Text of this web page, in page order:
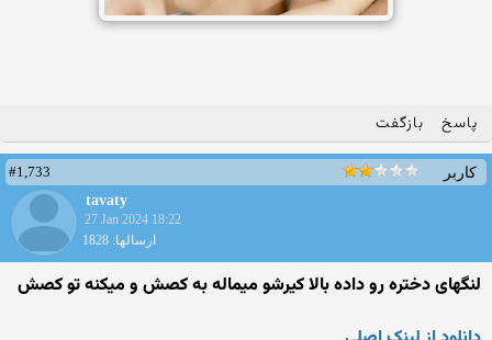
پاسخ بازگفت
کاربر
#1,733
tavaty
27 Jan 2024 18:22
ارسالها: 1828
لنگهای دختره رو داده بالا کیرشو میماله به کصش و میکنه تو کصش